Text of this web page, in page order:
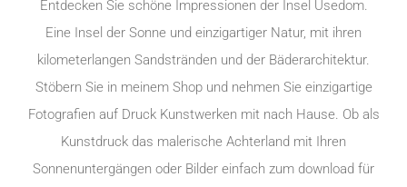
Entdecken Sie schöne Impressionen der Insel Usedom.
Eine Insel der Sonne und einzigartiger Natur, mit ihren
kilometerlangen Sandstränden und der Bäderarchitektur.
Stöbern Sie in meinem Shop und nehmen Sie einzigartige
Fotografien auf Druck Kunstwerken mit nach Hause. Ob als
Kunstdruck das malerische Achterland mit Ihren
Sonnenuntergängen oder Bilder einfach zum download für